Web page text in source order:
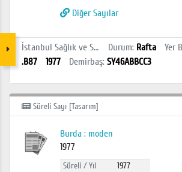
Diğer Sayılar
İstanbul Sağlık ve Sosyal Bilimler MYO Kütüphanesi Durum: Rafta Yer
.B87
1977 Demirbaş: SY46ABBCC3
Süreli Sayı [Tasarım]
Burda : moden
1977
Süreli / Yıl
1977